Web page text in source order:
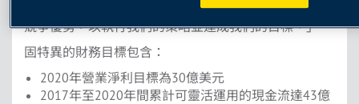
導、領先業界的產品及強勁的全球品牌形象使我們具備
競爭優勢，以執行我們的策略並達成我們的目標。」
固特異的財務目標包含：
2020年營業淨利目標為30億美元
2017年至2020年間累計可靈活運用的現金流達43億